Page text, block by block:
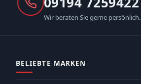
Wir beraten Sie gerne persönlich.
BELIEBTE MARKEN